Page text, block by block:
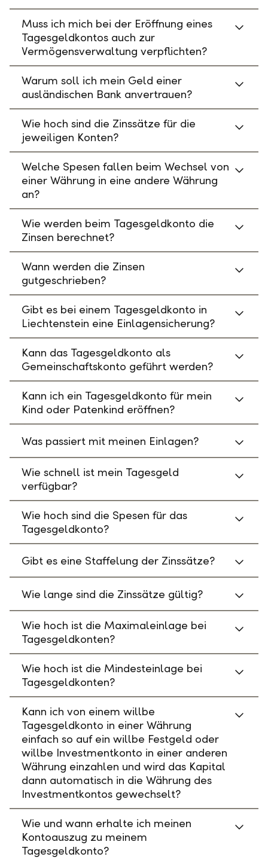
Muss ich mich bei der Eröffnung eines
Tagesgeldkontos auch zur
Vermögensverwaltung verpflichten?
Warum soll ich mein Geld einer
ausländischen Bank anvertrauen?
Wie hoch sind die Zinssätze für die
jeweiligen Konten?
Welche Spesen fallen beim Wechsel von
einer Währung in eine andere Währung
an?
Wie werden beim Tagesgeldkonto die
Zinsen berechnet?
Wann werden die Zinsen
gutgeschrieben?
Gibt es bei einem Tagesgeldkonto in
Liechtenstein eine Einlagensicherung?
Kann das Tagesgeldkonto als
Gemeinschaftskonto geführt werden?
Kann ich ein Tagesgeldkonto für mein
Kind oder Patenkind eröffnen?
Was passiert mit meinen Einlagen?
Wie schnell ist mein Tagesgeld
verfügbar?
Wie hoch sind die Spesen für das
Tagesgeldkonto?
Gibt es eine Staffelung der Zinssätze?
Wie lange sind die Zinssätze gültig?
Wie hoch ist die Maximaleinlage bei
Tagesgeldkonten?
Wie hoch ist die Mindesteinlage bei
Tagesgeldkonten?
Kann ich von einem willbe
Tagesgeldkonto in einer Währung
einfach so auf ein willbe Festgeld oder
willbe Investmentkonto in einer anderen
Währung einzahlen und wird das Kapital
dann automatisch in die Währung des
Investmentkontos gewechselt?
Wie und wann erhalte ich meinen
Kontoauszug zu meinem
Tagesgeldkonto?